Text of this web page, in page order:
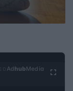
Ad hubMedia